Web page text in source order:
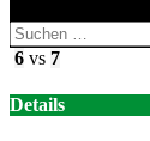
Suchen
nach:
6 vs 7
Details